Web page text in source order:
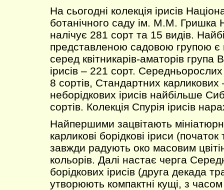
На сьогодні колекція ірисів
ботанічного саду ім. М.М. Гришка
налічує 281 сорт та 15 видів.
представленою садовою групою є
серед квітникарів-аматорів група
ірисів – 221 сорт. Середньорослих
8 сортів, Стандартних
неборідкових ірисів найбільше
сортів. Колекція Спурія ірисів
Найпершими зацвітають
карликові борідкові іриси
завжди радують око масовим
кольорів. Далі настає черга
борідкових ірисів (друга декада
утворюють компактні кущі, з